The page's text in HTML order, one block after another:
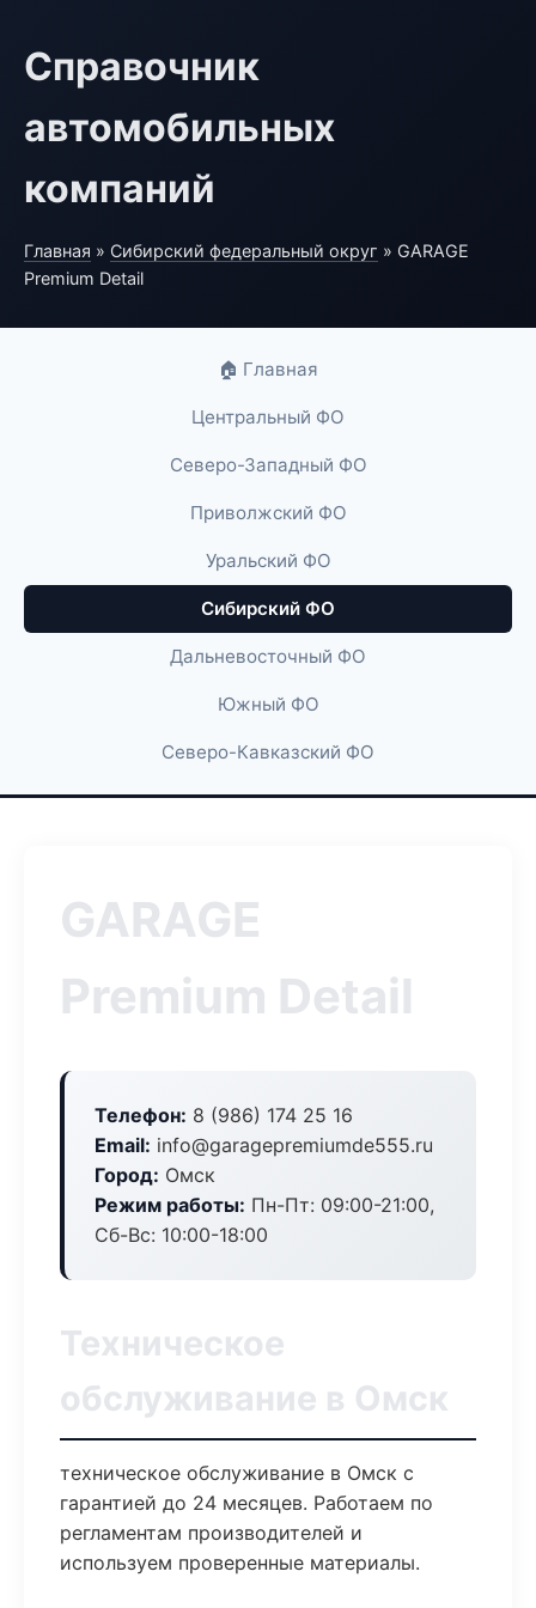
Справочник
автомобильных
компаний
Главная » Сибирский федеральный округ » GARAGE
Premium Detail
🏠 Главная
Центральный ФО
Северо-Западный ФО
Приволжский ФО
Уральский ФО
Сибирский ФО
Дальневосточный ФО
Южный ФО
Северо-Кавказский ФО
GARAGE
Premium Detail
Телефон: 8 (986) 174 25 16
Email: info@garagepremiumde555.ru
Город: Омск
Режим работы: Пн-Пт: 09:00-21:00,
Сб-Вс: 10:00-18:00
Техническое
обслуживание в Омск
техническое обслуживание в Омск с
гарантией до 24 месяцев. Работаем по
регламентам производителей и
используем проверенные материалы.